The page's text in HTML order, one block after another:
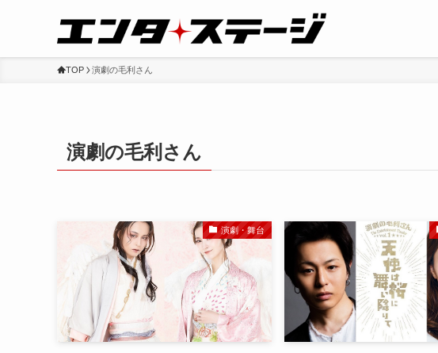
TOP 演劇の毛利さん
演劇の毛利さん
演劇・舞台